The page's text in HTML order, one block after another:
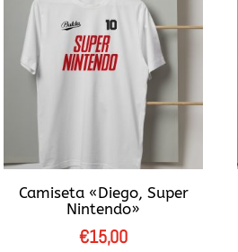
Camiseta «Diego, Super
Nintendo»
€15,00